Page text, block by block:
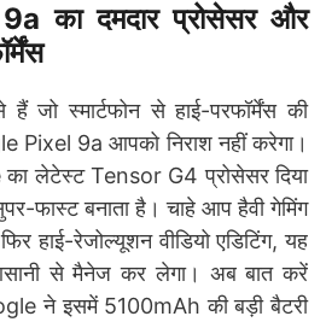
का दमदार प्रोसेसर और
स्मार्टफोन से हाई-परफॉर्मेंस की
Pixel 9a आपको निराश नहीं करेगा।
का लेटेस्ट Tensor G4 प्रोसेसर दिया
फास्ट बनाता है। चाहे आप हैवी गेमिंग
हाई-रेजोल्यूशन वीडियो एडिटिंग, यह
से मैनेज कर लेगा। अब बात करें
ने इसमें 5100mAh की बड़ी बैटरी